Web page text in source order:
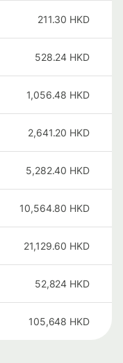
211.30 HKD
528.24 HKD
1,056.48 HKD
2,641.20 HKD
5,282.40 HKD
10,564.80 HKD
21,129.60 HKD
52,824 HKD
105,648 HKD